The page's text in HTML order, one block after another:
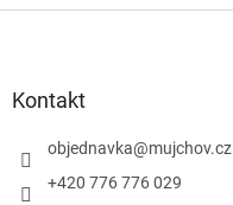
Kontakt
objednavka@mujchov.cz
+420 776 776 029